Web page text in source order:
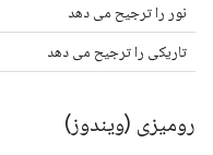
نور را ترجیح می دهد
تاریکی را ترجیح می دهد
رومیزی (ویندوز)